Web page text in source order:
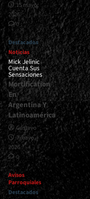
15 mayo,
2026
0
Destacados
Noticias
Mick Jelinic
Cuenta Sus
Sensaciones
Mortification
En
Argentina Y
Latinoamérica
Gustavo
7 mayo,
2026
0
Avisos
Parroquiales
Destacados